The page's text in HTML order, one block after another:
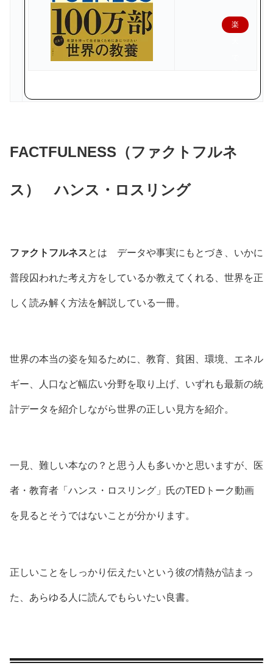
楽
FACTFULNESS（ファクトフルネ
ス） ハンス・ロスリング
ファクトフルネスとは データや事実にもとづき、いかに
普段囚われた考え方をしているか教えてくれる、世界を正
しく読み解く方法を解説している一冊。
世界の本当の姿を知るために、教育、貧困、環境、エネル
ギー、人口など幅広い分野を取り上げ、いずれも最新の統
計データを紹介しながら世界の正しい見方を紹介。
一見、難しい本なの？と思う人も多いかと思いますが、医
者・教育者「ハンス・ロスリング」氏のTEDトーク動画
を見るとそうではないことが分かります。
正しいことをしっかり伝えたいという彼の情熱が詰まっ
た、あらゆる人に読んでもらいたい良書。